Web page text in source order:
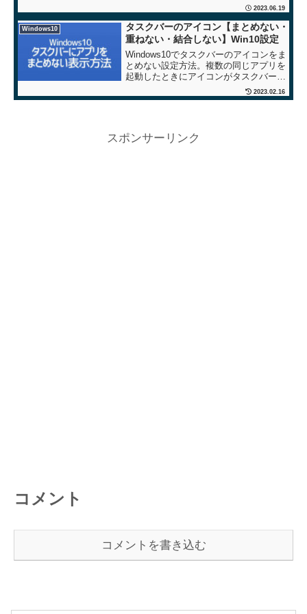
日間一時停止」や「最長1ヶ月くらいの
一時停止」はできますが、今回は無期限
で停止させる方法です。Wi...
2023.06.19
Windows10
タスクバーのアイコン【まとめない・
重ねない・結合しない】Win10設定
Windows10でタスクバーのアイコンをま
とめない設定方法。複数の同じアプリを
起動したときにアイコンがタスクバーの
１箇所にまとまって表示される状態を解
除して別々にする方法をご紹介します。
2023.02.16
スポンサーリンク
コメント
コメントを書き込む